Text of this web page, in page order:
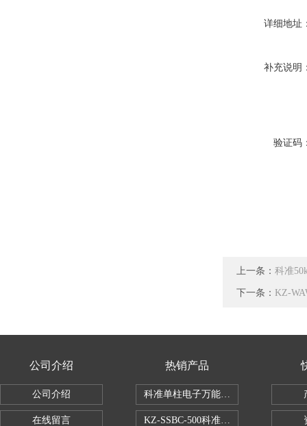
详细地址
补充说明
验证码
上一条： 科准
下一条： KZ-
公司介绍
公司介绍
在线留言
热销产品
科准单柱电子万能拉力机KZ-SSBC-500
KZ-SSBC-500科准单柱电子万能试验